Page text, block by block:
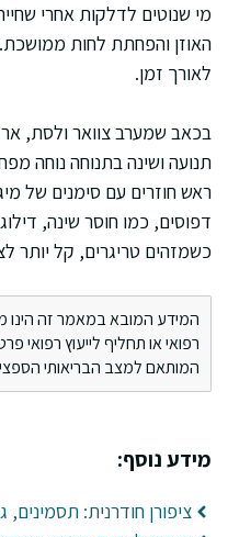
מי שנוטים לדלקות אחרי
האוזן והפחתת לחות ממושכת.
לאורך זמן.
בכאב שמערב צוואר ולסת,
תנועה ושינה בתנוחה נוחה
ראש חוזרים עם סימנים של
דפוסים, כמו חוסר שינה,
כשמזהים טריגרים, קל יותר
המידע המובא במאמר זה הינו
רפואי או תחליף לייעוץ רפואי
המותאם למצב הבריאותי
מידע נוסף:
ציפורן חודרנית: תסמינים,